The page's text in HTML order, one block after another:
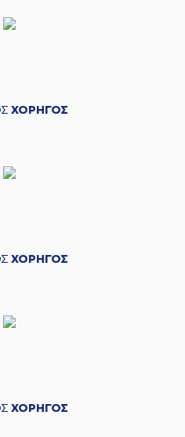
ΧΟΡΗΓΟΣ
ΧΟΡΗΓΟΣ
ΧΟΡΗΓΟΣ